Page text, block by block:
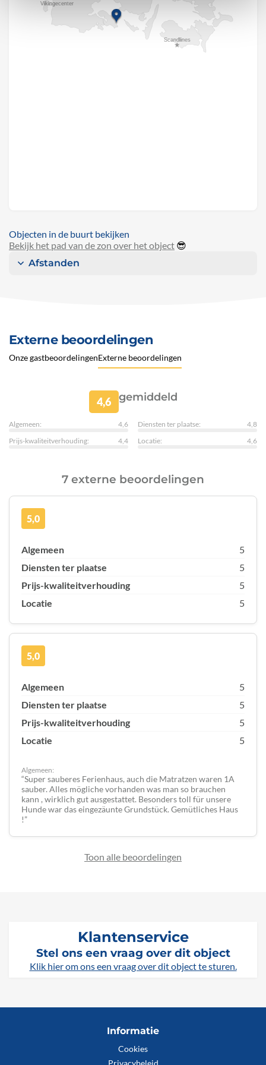
Objecten in de buurt bekijken
Bekijk het pad van de zon over het object 😎
Afstanden
Externe beoordelingen
Onze gastbeoordelingenExterne beoordelingen
4,6 gemiddeld
Algemeen: 4,6 Diensten ter plaatse:
4,8
Prijs-kwaliteitverhouding:
4,4 Locatie: 4,6
7 externe beoordelingen
5,0
Algemeen
5
Diensten ter plaatse
5
Prijs-kwaliteitverhouding
5
Locatie
5
5,0
Algemeen
5
Diensten ter plaatse
5
Prijs-kwaliteitverhouding
5
Locatie
5
Algemeen:
Super sauberes Ferienhaus, auch die Matratzen waren 1A
sauber. Alles mögliche vorhanden was man so brauchen
kann , wirklich gut ausgestattet. Besonders toll für unsere
Hunde war das eingezäunte Grundstück. Gemütliches Haus
!
Toon alle beoordelingen
Klantenservice
Stel ons een vraag over dit object
Klik hier om ons een vraag over dit object te sturen.
Informatie
Cookies